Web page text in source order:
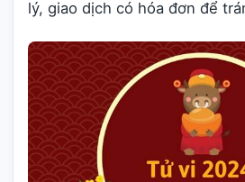
lý, giao dịch có hóa đơn để